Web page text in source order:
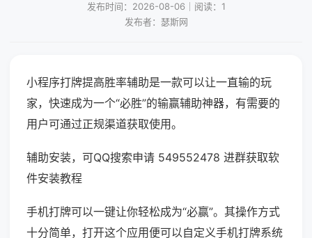
发布时间：2026-08-06｜阅读：1
发布者：瑟斯网
小程序打牌提高胜率辅助是一款可以让一直输的玩
家，快速成为一个“必胜”的输赢辅助神器，有需要的
用户可通过正规渠道获取使用。
辅助安装，可QQ搜索申请 549552478 进群获取软
件安装教程
手机打牌可以一键让你轻松成为“必赢”。其操作方式
十分简单，打开这个应用便可以自定义手机打牌系统